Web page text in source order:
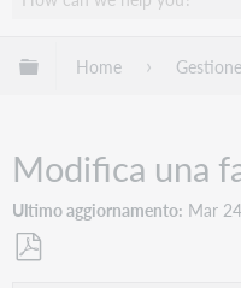
Espandi/comprimi
Home
Modifica una
Ultimo aggiornamento Mar